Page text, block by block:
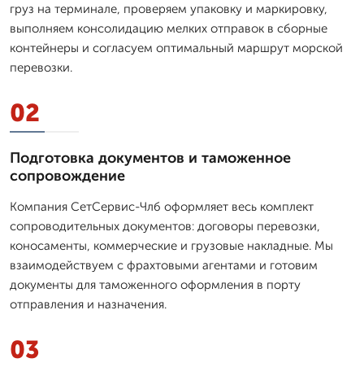
груз на терминале, проверяем упаковку и маркировку,
выполняем консолидацию мелких отправок в сборные
контейнеры и согласуем оптимальный маршрут морской
перевозки.
02
Подготовка документов и таможенное
сопровождение
Компания СетСервис-Члб оформляет весь комплект
сопроводительных документов: договоры перевозки,
коносаменты, коммерческие и грузовые накладные. Мы
взаимодействуем с фрахтовыми агентами и готовим
документы для таможенного оформления в порту
отправления и назначения.
03